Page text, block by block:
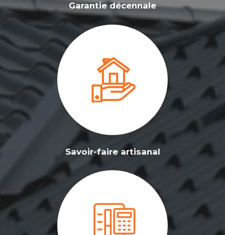
Garantie décennale
Savoir-faire artisanal